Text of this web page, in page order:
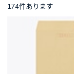
174件あります